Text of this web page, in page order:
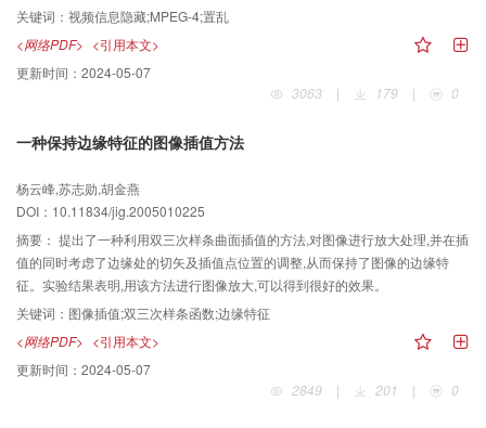
行了详细分析,提出了置乱应遵循的原则。在此基础上,改进现有的算法,并通过实
验进行了验证。实验结果表明,基于频域与运动矢量相结合的视频置乱策略与方
法具有更强的安全性。与传统数据加密方法不同,置乱方法能够与视频编解码进
行紧密的结合。
关键词： 视频信息隐藏;MPEG-4;置乱
<网络PDF> <引用本文>
更新时间： 2024-05-07
3063
| 179 | 0
一种保持边缘特征的图像插值方法
杨云峰,苏志勋,胡金燕
DOI：10.11834/jig.2005010225
摘要： 提出了一种利用双三次样条曲面插值的方法,对图像进行放大处理,并在插
值的同时考虑了边缘处的切矢及插值点位置的调整,从而保持了图像的边缘特
征。实验结果表明,用该方法进行图像放大,可以得到很好的效果。
关键词： 图像插值;双三次样条函数;边缘特征
<网络PDF> <引用本文>
更新时间： 2024-05-07
2849
| 201 | 0